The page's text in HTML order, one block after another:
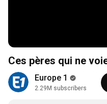
Ces pères qui ne
Europe 1
2.29M subscribers